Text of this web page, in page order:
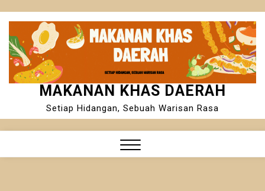
Skip
content
MAKANAN KHAS DAERAH
Setiap Hidangan, Sebuah Warisan Rasa